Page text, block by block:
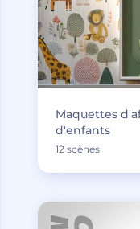
Maquettes
d'enfants
12 scènes